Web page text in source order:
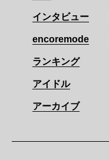
インタビュー
encoremode
ランキング
アイドル
アーカイブ